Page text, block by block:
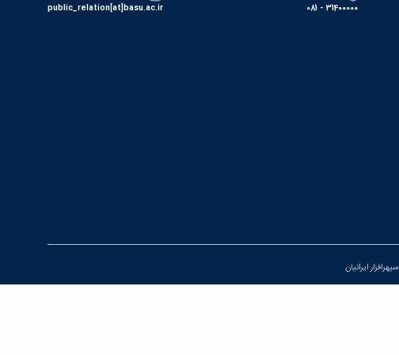
31400000 - 081
public_relation[at]basu.ac.ir
سپهرافزار ایرانیان